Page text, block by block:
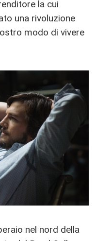
la cui
una rivoluzione
modo di vivere
nel nord della